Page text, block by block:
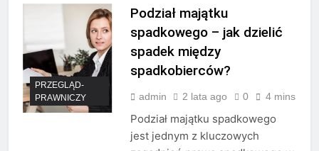
PRZEGLĄD-
PRAWNICZY
Podział majątku
spadkowego – jak dzielić
spadek między
spadkobierców?
admin 2 lata ago 0 4 mins
Podział majątku spadkowego
jest jednym z kluczowych